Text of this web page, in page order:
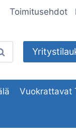
Toimitusehdot
Vuokrattavat